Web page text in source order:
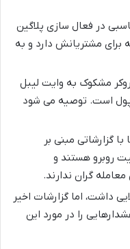
در فعال سازی پلاگین
مشتریانش دارد و به
مشکوک به وایت لیبل
است. توصیه می شود
با گزارشاتی مبنی بر
روبرو هستند و
گران ندارند.
داشت، اما گزارشات اخیر
را در مورد این